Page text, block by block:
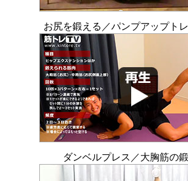
お尻を鍛える／パンプアップト
ダンベルプレス／大胸筋の